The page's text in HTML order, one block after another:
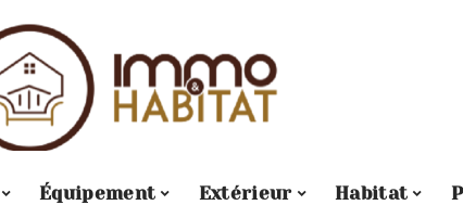
Équipement Extérieur Habitat